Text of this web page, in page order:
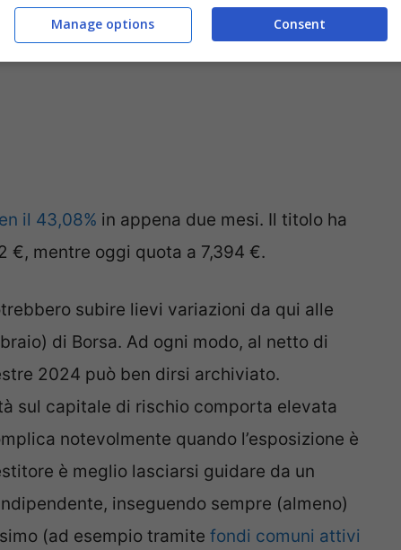
il 43,08% in appena due mesi. Il titolo ha
€, mentre oggi quota a 7,394 €.
subire lievi variazioni da qui alle
di Borsa. Ad ogni modo, al netto di
2024 può ben dirsi archiviato.
sul capitale di rischio comporta elevata
notevolmente quando l’esposizione è
è meglio lasciarsi guidare da un
inseguendo sempre (almeno)
(ad esempio tramite fondi comuni attivi
Consent
Manage options